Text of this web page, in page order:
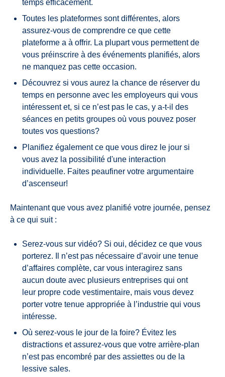
temps efficacement.
Toutes les plateformes sont différentes, alors
assurez-vous de comprendre ce que cette
plateforme a à offrir. La plupart vous permettent de
vous préinscrire à des événements planifiés, alors
ne manquez pas cette occasion.
Découvrez si vous aurez la chance de réserver du
temps en personne avec les employeurs qui vous
intéressent et, si ce n’est pas le cas, y a-t-il des
séances en petits groupes où vous pouvez poser
toutes vos questions?
Planifiez également ce que vous direz le jour si
vous avez la possibilité d'une interaction
individuelle. Faites peaufiner votre argumentaire
d’ascenseur!
Maintenant que vous avez planifié votre journée, pensez
à ce qui suit :
Serez-vous sur vidéo? Si oui, décidez ce que vous
porterez. Il n’est pas nécessaire d’avoir une tenue
d’affaires complète, car vous interagirez sans
aucun doute avec plusieurs entreprises qui ont
leur propre code vestimentaire, mais vous devez
porter votre tenue appropriée à l’industrie qui vous
intéresse.
Où serez-vous le jour de la foire? Évitez les
distractions et assurez-vous que votre arrière-plan
n’est pas encombré par des assiettes ou de la
lessive sales.